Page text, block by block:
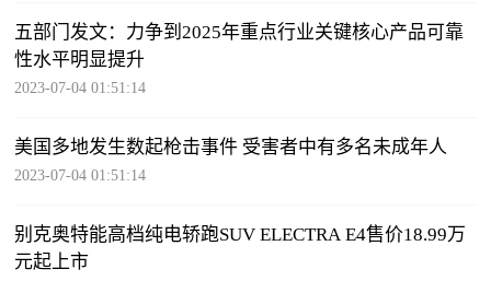
五部门发文：力争到2025年重点行业关键核心产品可靠
性水平明显提升
2023-07-04 01:51:14
美国多地发生数起枪击事件 受害者中有多名未成年人
2023-07-04 01:51:14
别克奥特能高档纯电轿跑SUV ELECTRA E4售价18.99万
元起上市